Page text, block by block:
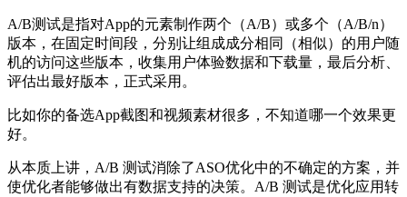
A/B测试是指对App的元素制作两个（A/B）或多个（A/B/n）
版本，在固定时间段，分别让组成成分相同（相似）的用户随
机的访问这些版本，收集用户体验数据和下载量，最后分析、
评估出最好版本，正式采用。
比如你的备选App截图和视频素材很多，不知道哪一个效果更
好。
从本质上讲，A/B 测试消除了ASO优化中的不确定的方案，并
使优化者能够做出有数据支持的决策。A/B 测试是优化应用转